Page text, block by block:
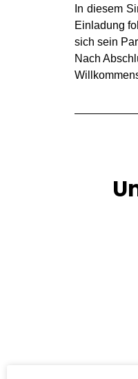
In diesem
Einladung
sich sein
Nach